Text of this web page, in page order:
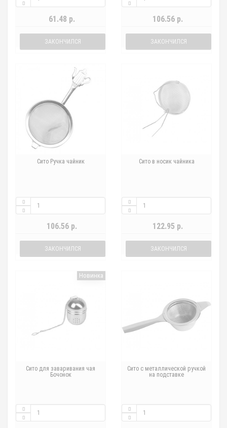
61.48 р.
ЗАКОНЧИЛСЯ
106.56 р.
ЗАКОНЧИЛСЯ
Сито Ручка чайник
106.56 р.
ЗАКОНЧИЛСЯ
Сито в носик чайника
122.95 р.
ЗАКОНЧИЛСЯ
Новинка
Сито для заваривания чая
Бочонок
Сито с металлической ручкой
на подставке